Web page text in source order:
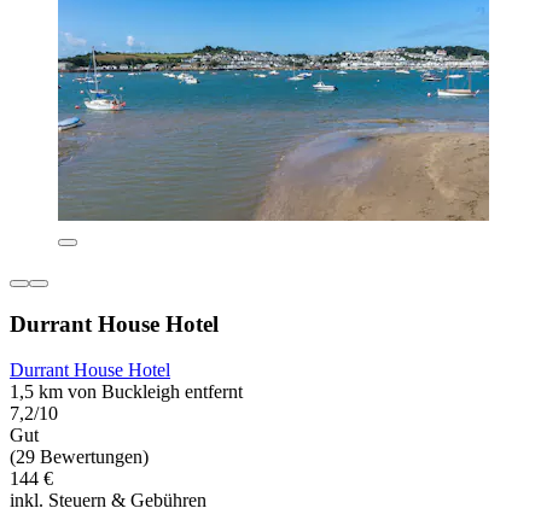
Durrant House Hotel
Durrant House Hotel
1,5 km von Buckleigh entfernt
7,2/10
Gut
(29 Bewertungen)
144 €
inkl. Steuern & Gebühren